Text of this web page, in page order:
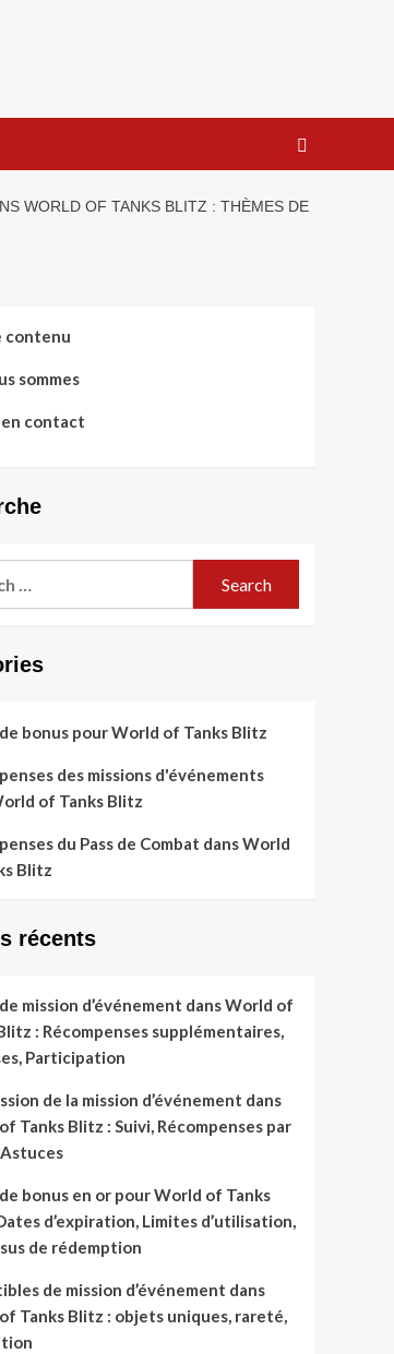
WORLD OF TANKS BLITZ : THÈMES DE
contenu
sommes
contact
bonus pour World of Tanks Blitz
des missions d'événements
of Tanks Blitz
du Pass de Combat dans World
Blitz
récents
mission d’événement dans World of
: Récompenses supplémentaires,
Participation
de la mission d’événement dans
Tanks Blitz : Suivi, Récompenses par
bonus en or pour World of Tanks
d’expiration, Limites d’utilisation,
de rédemption
de mission d’événement dans
Tanks Blitz : objets uniques, rareté,